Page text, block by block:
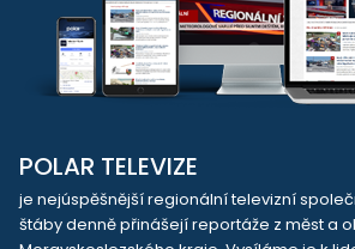
POLAR TELEVIZE
je nejúspěšnější regionální televizní
štáby denně přinášejí reportáže z měst a